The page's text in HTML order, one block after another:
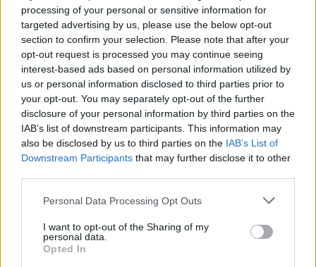
processing of your personal or sensitive information for
targeted advertising by us, please use the below opt-out
section to confirm your selection. Please note that after your
opt-out request is processed you may continue seeing
interest-based ads based on personal information utilized by
us or personal information disclosed to third parties prior to
your opt-out. You may separately opt-out of the further
disclosure of your personal information by third parties on the
IAB’s list of downstream participants. This information may
also be disclosed by us to third parties on the IAB’s List of
Downstream Participants that may further disclose it to other
Personal Data Processing Opt Outs
I want to opt-out of the Sharing of my
personal data.
Opted In
Χίος
Σύμφωνα με τη χιώτικη σελίδα astraparis.gr: Οι
πρώτες εικόνες με κατολισθήσεις σε παλιά
εγκαταλειμμένα κτίρια σε χωριά, όπως η
Καλλιμασιά αλλά και ζημιές σε κτίρια και
μαγαζιά στο κέντρο της πόλης φτάνουν η μια μετά
την άλλη.
έπεσαν σοβάδες, στην πόλη της Χίου είναι οι
πρώτες εικόνες αλλά και σε παλιά κτίρια στην
Καλλιμασιά. Να σημειωθεί ότι ήδη το τηλεφωνικό